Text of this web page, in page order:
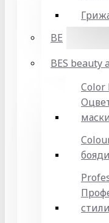
BE
BES beauty
Color
маски